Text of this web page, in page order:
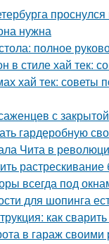
нужна
полное
в стиле хай тек:
хай тек: советы
с
гардеробную
Чита в
всегда под
для шопинга
как
в гараж